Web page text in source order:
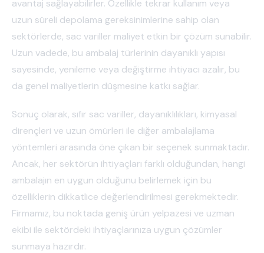
avantaj sağlayabilirler. Özellikle tekrar kullanım veya
uzun süreli depolama gereksinimlerine sahip olan
sektörlerde, sac variller maliyet etkin bir çözüm sunabilir.
Uzun vadede, bu ambalaj türlerinin dayanıklı yapısı
sayesinde, yenileme veya değiştirme ihtiyacı azalır, bu
da genel maliyetlerin düşmesine katkı sağlar.
Sonuç olarak, sıfır sac variller, dayanıklılıkları, kimyasal
dirençleri ve uzun ömürleri ile diğer ambalajlama
yöntemleri arasında öne çıkan bir seçenek sunmaktadır.
Ancak, her sektörün ihtiyaçları farklı olduğundan, hangi
ambalajın en uygun olduğunu belirlemek için bu
özelliklerin dikkatlice değerlendirilmesi gerekmektedir.
Firmamız, bu noktada geniş ürün yelpazesi ve uzman
ekibi ile sektördeki ihtiyaçlarınıza uygun çözümler
sunmaya hazırdır.